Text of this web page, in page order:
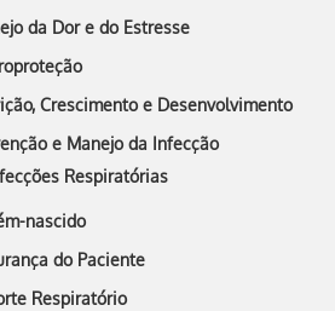
da Dor e do Estresse
Crescimento e Desenvolvimento
e Manejo da Infecção
Respiratórias
nascido
do Paciente
Respiratório